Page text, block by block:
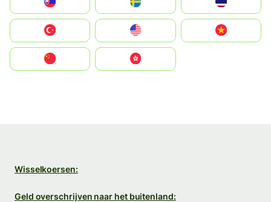
United States
中國香港特別行政區
Wisselkoersen:
Geld overschrijven naar het buitenland: